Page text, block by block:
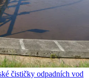
čističky odpadních vod